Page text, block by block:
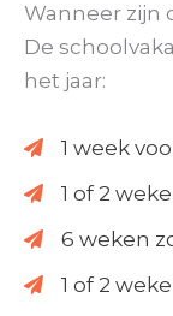
Wanneer zijn
De
het jaar:
1 week
1 of 2
6 weken
1 of 2